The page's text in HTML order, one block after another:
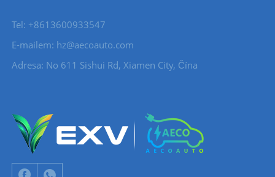
Tel: +8613600933547
E-mailem: hz@aecoauto.com
Adresa: No 611 Sishui Rd, Xiamen City, Čína